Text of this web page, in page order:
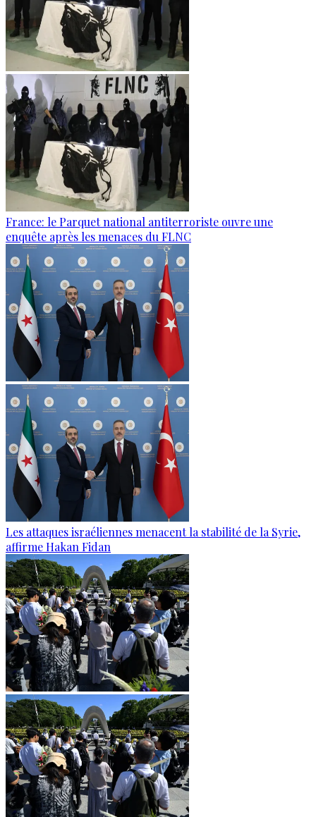
France: le Parquet national antiterroriste ouvre une
enquête après les menaces du FLNC
Les attaques israéliennes menacent la stabilité de la Syrie,
affirme Hakan Fidan